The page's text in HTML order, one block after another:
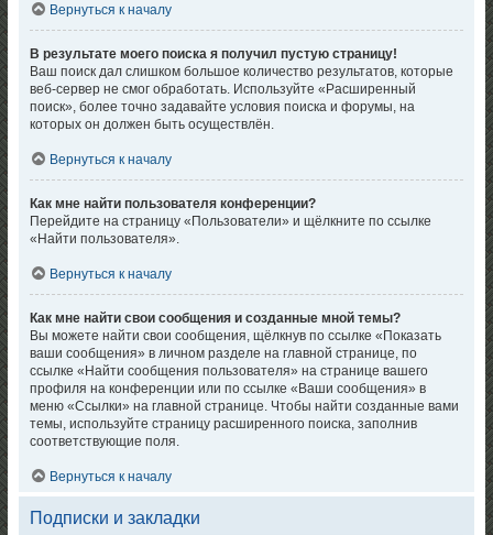
Вернуться к началу
В результате моего поиска я получил пустую страницу!
Ваш поиск дал слишком большое количество результатов, которые
веб-сервер не смог обработать. Используйте «Расширенный
поиск», более точно задавайте условия поиска и форумы, на
которых он должен быть осуществлён.
Вернуться к началу
Как мне найти пользователя конференции?
Перейдите на страницу «Пользователи» и щёлкните по ссылке
«Найти пользователя».
Вернуться к началу
Как мне найти свои сообщения и созданные мной темы?
Вы можете найти свои сообщения, щёлкнув по ссылке «Показать
ваши сообщения» в личном разделе на главной странице, по
ссылке «Найти сообщения пользователя» на странице вашего
профиля на конференции или по ссылке «Ваши сообщения» в
меню «Ссылки» на главной странице. Чтобы найти созданные вами
темы, используйте страницу расширенного поиска, заполнив
соответствующие поля.
Вернуться к началу
Подписки и закладки